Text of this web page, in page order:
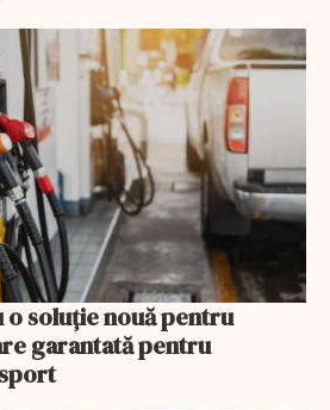
o soluție nouă pentru
garantată pentru